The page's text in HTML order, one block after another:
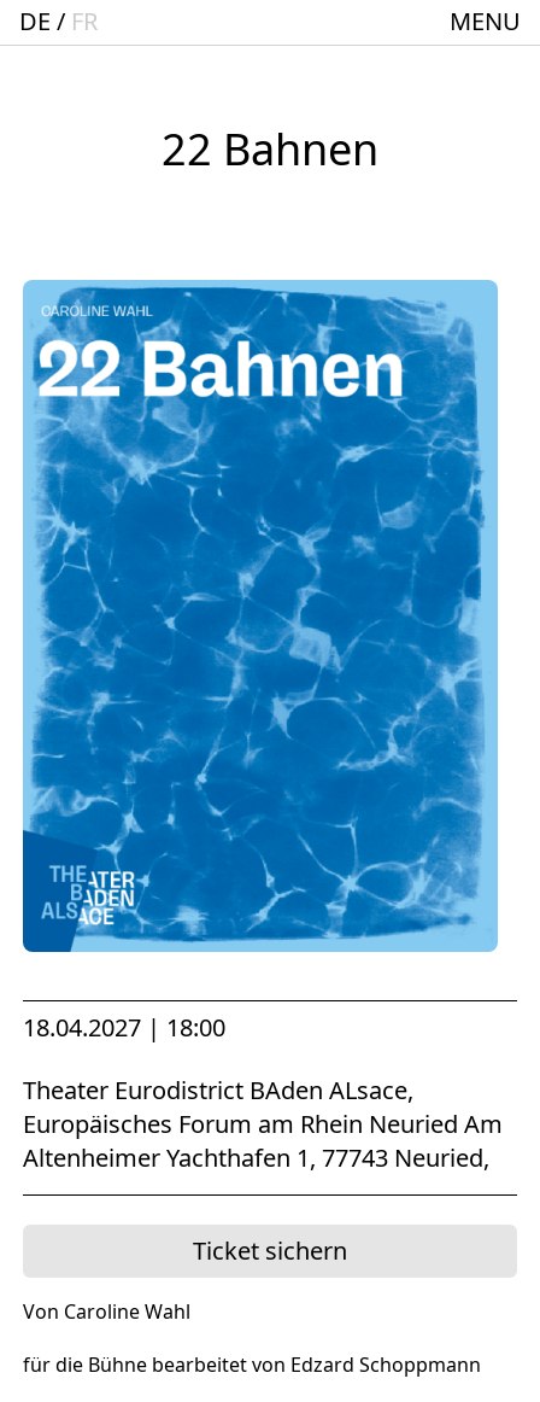
DE FR MENU
Startseite
ACTO – Städte und Gemeindebund-Theater
Theaterclub für Senior:innen + 60
Stücke
Geschichte
Ensemble
Theater BAden ALsace Spielstätte im
Europäischen Forum am Rhein
Förderer und Partner Theater BAden
ALsace
Services
22 Bahnen
18.04.2027 | 18:00
Theater Eurodistrict BAden ALsace,
Europäisches Forum am Rhein Neuried Am
Altenheimer Yachthafen 1, 77743 Neuried,
Ticket sichern
Von Caroline Wahl
für die Bühne bearbeitet von Edzard Schoppmann